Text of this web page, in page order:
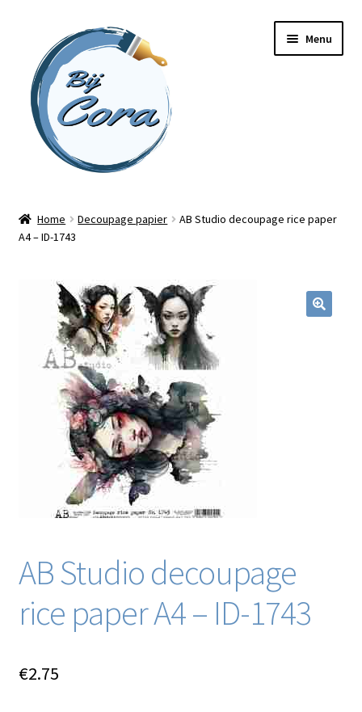
naar
navigatie
inhoud
Menu
Workshops
Online cursussen
Blog / DIY / Tutorials
Over mij
Home Decoupage papier
AB Studio decoupage rice paper
A4 – ID-1743
AB Studio decoupage
rice paper A4 – ID-1743
€2.75